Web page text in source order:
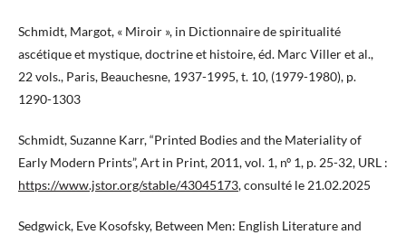
Schmidt, Margot, « Miroir », in Dictionnaire de spiritualité
ascétique et mystique, doctrine et histoire, éd. Marc Viller et al.,
22 vols., Paris, Beauchesne, 1937-1995, t. 10, (1979-1980), p.
1290-1303
Schmidt, Suzanne Karr, “Printed Bodies and the Materiality of
Early Modern Prints”, Art in Print, 2011, vol. 1, nº 1, p. 25-32, URL :
https://www.jstor.org/stable/43045173, consulté le 21.02.2025
Sedgwick, Eve Kosofsky, Between Men: English Literature and